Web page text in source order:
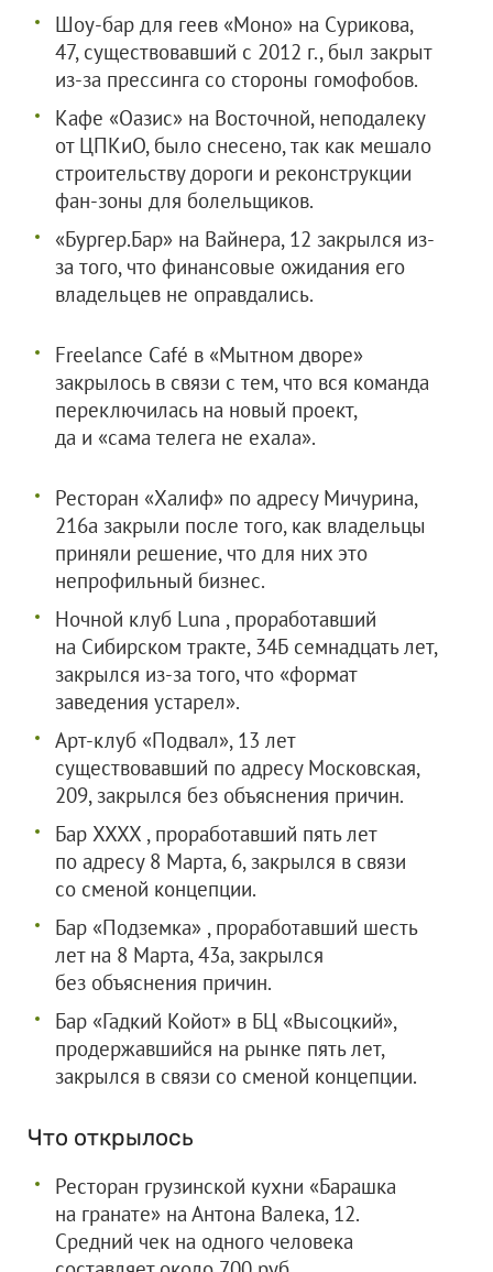
Шоу-бар для геев «Моно» на Сурикова,
47, существовавший с 2012 г., был закрыт
из-за прессинга со стороны гомофобов.
Кафе «Оазис» на Восточной, неподалеку
от ЦПКиО, было снесено, так как мешало
строительству дороги и реконструкции
фан-зоны для болельщиков.
«Бургер.Бар» на Вайнера, 12 закрылся из-
за того, что финансовые ожидания его
владельцев не оправдались.
Freelance Café в «Мытном дворе»
закрылось в связи с тем, что вся команда
переключилась на новый проект,
да и «сама телега не ехала».
Ресторан «Халиф» по адресу Мичурина,
216а закрыли после того, как владельцы
приняли решение, что для них это
непрофильный бизнес.
Ночной клуб Luna , проработавший
на Сибирском тракте, 34Б семнадцать лет,
закрылся из-за того, что «формат
заведения устарел».
Арт-клуб «Подвал», 13 лет
существовавший по адресу Московская,
209, закрылся без объяснения причин.
Бар XXXX , проработавший пять лет
по адресу 8 Марта, 6, закрылся в связи
со сменой концепции.
Бар «Подземка» , проработавший шесть
лет на 8 Марта, 43а, закрылся
без объяснения причин.
Бар «Гадкий Койот» в БЦ «Высоцкий»,
продержавшийся на рынке пять лет,
закрылся в связи со сменой концепции.
Что открылось
Ресторан грузинской кухни «Барашка
на гранате» на Антона Валека, 12.
Средний чек на одного человека